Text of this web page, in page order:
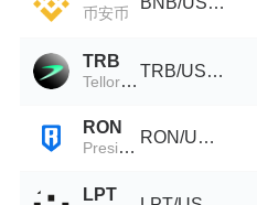
币安币
TRB
Tellor Tributes
TRB/USDT
RON
President Ron DeSantis
RON/USDT
LPT